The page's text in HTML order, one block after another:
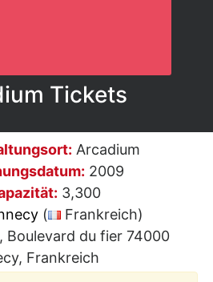
Tickets
Arcadium
2009
3,300
(
Frankreich)
Boulevard du fier 74000
Frankreich